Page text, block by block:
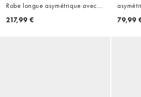
Robe longue asymétrique avec
foulard - Vert citron
217,99 €
ourlet
79,99